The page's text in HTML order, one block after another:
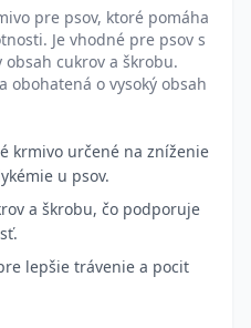
pre psov, ktoré pomáha
Je vhodné pre psov s
cukrov a škrobu.
obohatená o vysoký obsah
krmivo určené na zníženie
u psov.
a škrobu, čo podporuje
lepšie trávenie a pocit